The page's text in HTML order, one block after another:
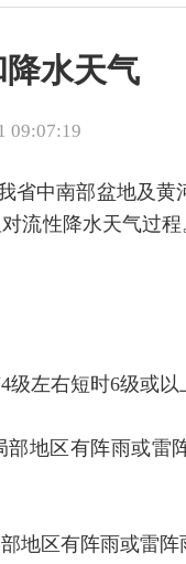
水天气
09:07:19
中南部盆地及黄
流性降水天气过程
左右短时6级或以
地区有阵雨或雷
地区有阵雨或雷